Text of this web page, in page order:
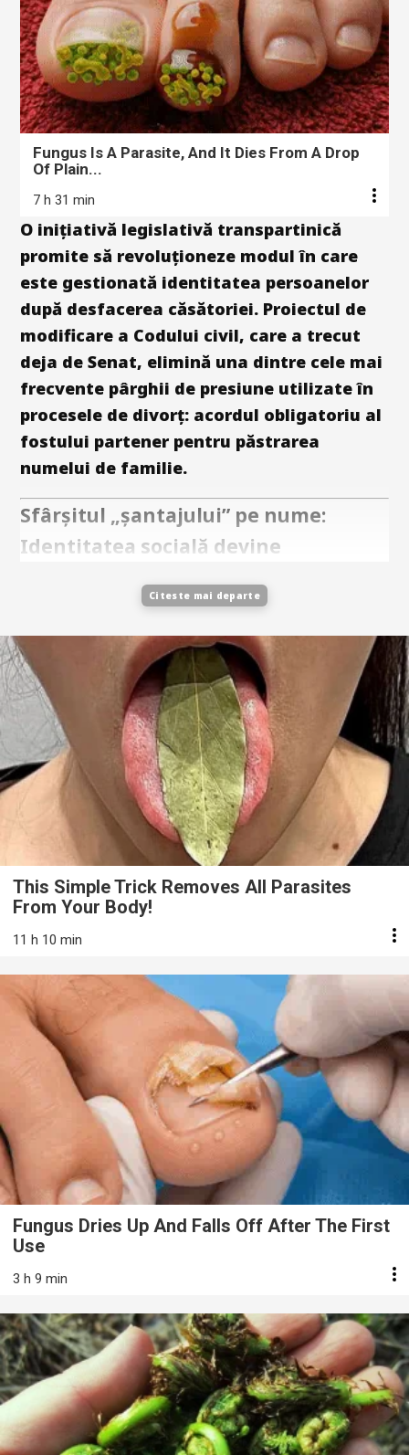
Fungus Is A Parasite, And It Dies From A Drop
Of Plain...
7 h 31 min
O inițiativă legislativă transpartinică
promite să revoluționeze modul în care
este gestionată identitatea persoanelor
după desfacerea căsătoriei. Proiectul de
modificare a Codului civil, care a trecut
deja de Senat, elimină una dintre cele mai
frecvente pârghii de presiune utilizate în
procesele de divorț: acordul obligatoriu al
fostului partener pentru păstrarea
numelui de familie.
Sfârșitul „șantajului” pe nume:
Identitatea socială devine
Citeste mai departe
This Simple Trick Removes All Parasites
From Your Body!
11 h 10 min
Fungus Dries Up And Falls Off After The First
Use
3 h 9 min